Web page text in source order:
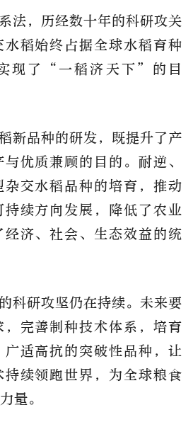
法，历经数十年的科研攻关
稻始终占据全球水稻育种
现了“一稻济天下”的目
新品种的研发，既提升了产
优质兼顾的目的。耐逆、
交水稻品种的培育，推动
续方向发展，降低了农业
济、社会、生态效益的统
科研攻坚仍在持续。未来要
，完善制种技术体系，培育
适高抗的突破性品种，让
持续领跑世界，为全球粮食
量。